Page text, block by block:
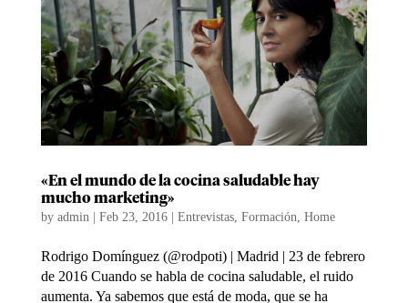
«En el mundo de la cocina saludable hay
mucho marketing»
by admin Feb 23, 2016| Entrevistas, Formación Home
Rodrigo Domínguez (@rodpoti) | Madrid | 23 de febrero
de 2016 Cuando se habla de cocina saludable, el ruido
aumenta. Ya sabemos que está de moda, que se ha